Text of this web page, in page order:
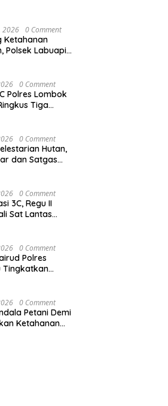
2026 0 Comment
Ketahanan
Polsek Labuapi
0 Comment
Polres Lombok
Tiga
Motor di Sikur
0 Comment
Hutan,
dan Satgas
0 Comment
3C, Regu II
Sat Lantas
Lawang Gali
0 Comment
Polres
Tingkatkan
0 Comment
Petani Demi
Ketahanan